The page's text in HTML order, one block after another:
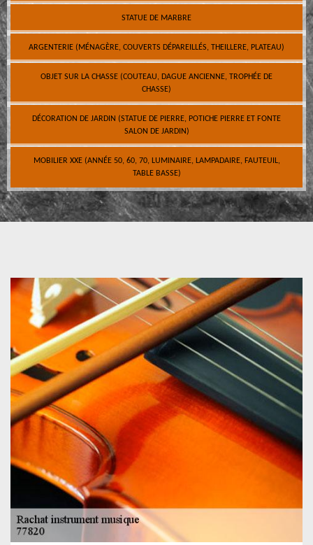
STATUE DE MARBRE
ARGENTERIE (MÉNAGÈRE, COUVERTS DÉPAREILLÉS, THEILLERE, PLATEAU)
OBJET SUR LA CHASSE (COUTEAU, DAGUE ANCIENNE, TROPHÉE DE
CHASSE)
DÉCORATION DE JARDIN (STATUE DE PIERRE, POTICHE PIERRE ET FONTE
SALON DE JARDIN)
MOBILIER XXE (ANNÉE 50, 60, 70, LUMINAIRE, LAMPADAIRE, FAUTEUIL,
TABLE BASSE)